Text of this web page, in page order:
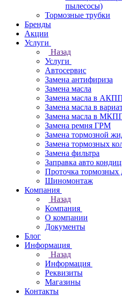
пылесосы)
Тормозные трубки
Бренды
Акции
Услуги
Назад
Услуги
Автосервис
Замена антифириза
Замена масла
Замена масла в
Замена масла в
Замена масла в
Замена ремня ГРМ
Замена тормозной
Замена тормозных
Замена фильтра
Заправка авто
Проточка тормозных
Шиномонтаж
Компания
Назад
Компания
О компании
Документы
Блог
Информация
Назад
Информация
Реквизиты
Магазины
Контакты